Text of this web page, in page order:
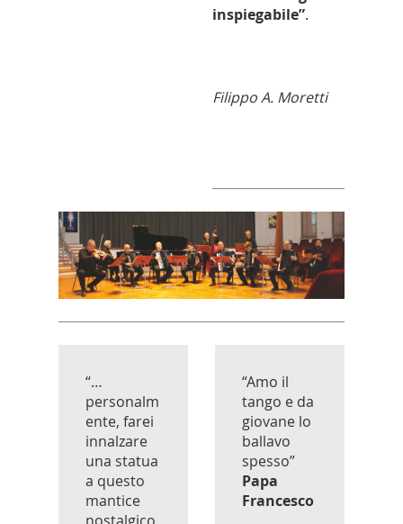
inspiegabile”.
Filippo A. Moretti
“…
personalm
ente, farei
innalzare
una statua
a questo
mantice
“Amo il
tango e da
giovane lo
ballavo
spesso”
Papa
Francesco